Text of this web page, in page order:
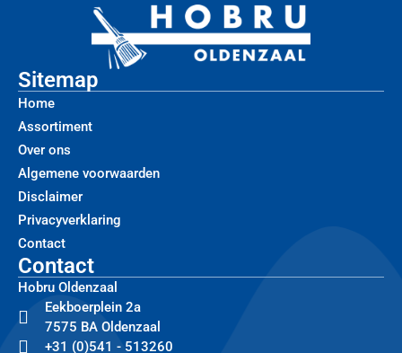
Sitemap
Home
Assortiment
Over ons
Algemene voorwaarden
Disclaimer
Privacyverklaring
Contact
Contact
Hobru Oldenzaal
Eekboerplein 2a
7575 BA Oldenzaal
+31 (0)541 - 513260